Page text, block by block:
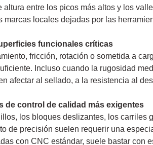
entre los picos más altos y los
locales dejadas por las
funcionales críticas
fricción, rotación o sometida a
Incluso cuando la rugosidad
afectar al sellado, a la resistencia al
de control de calidad más exigentes
los bloques deslizantes, los carriles
de precisión suelen requerir una
con CNC estándar, suele bastar con